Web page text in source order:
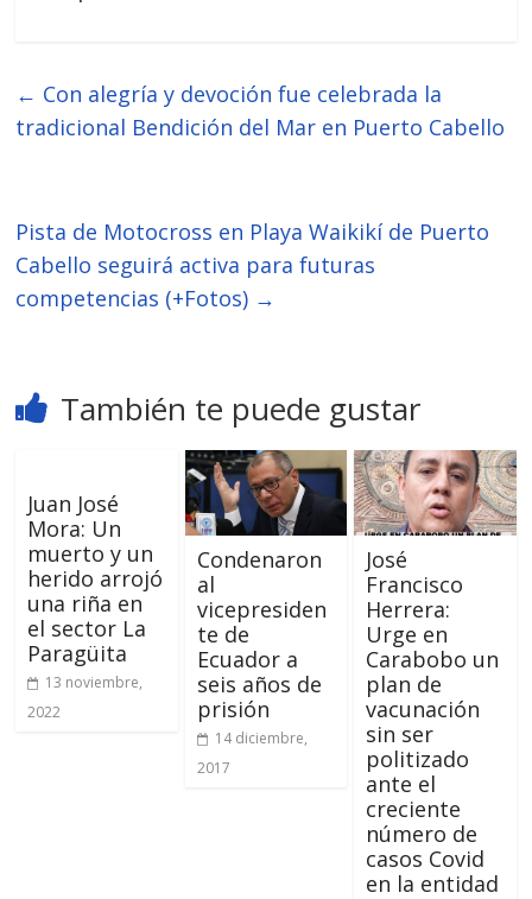
← Con alegría y devoción fue celebrada la
tradicional Bendición del Mar en Puerto Cabello
Pista de Motocross en Playa Waikikí de Puerto
Cabello seguirá activa para futuras
competencias (+Fotos) →
También te puede gustar
Juan José
Mora: Un
muerto y un
herido arrojó
una riña en
el sector La
Paragüita
13 noviembre,
2022
Condenaron
al
vicepresiden
te de
Ecuador a
seis años de
prisión
14 diciembre,
2017
José
Francisco
Herrera:
Urge en
Carabobo un
plan de
vacunación
sin ser
politizado
ante el
creciente
número de
casos Covid
en la entidad